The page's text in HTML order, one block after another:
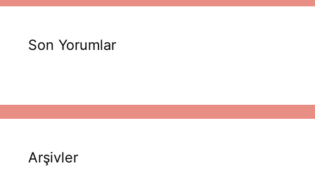
Son Yorumlar
Arşivler